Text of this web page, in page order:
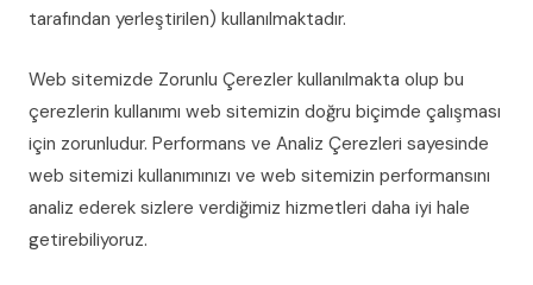
tarafından yerleştirilen) kullanılmaktadır.
Web sitemizde Zorunlu Çerezler kullanılmakta olup bu
çerezlerin kullanımı web sitemizin doğru biçimde çalışması
için zorunludur. Performans ve Analiz Çerezleri sayesinde
web sitemizi kullanımınızı ve web sitemizin performansını
analiz ederek sizlere verdiğimiz hizmetleri daha iyi hale
getirebiliyoruz.